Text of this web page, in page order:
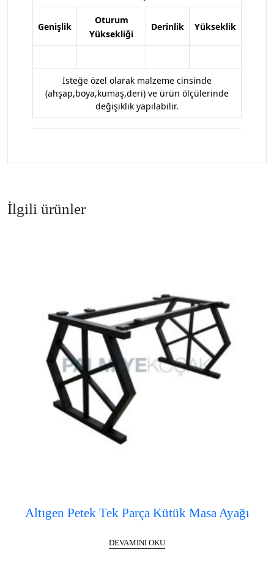
Genişlik
Oturum
Yüksekliği
Derinlik Yükseklik
İsteğe özel olarak malzeme cinsinde
(ahşap,boya,kumaş,deri) ve ürün ölçülerinde
değişiklik yapılabilir.
İlgili ürünler
Altıgen Petek Tek Parça Kütük Masa Ayağı
DEVAMINI OKU